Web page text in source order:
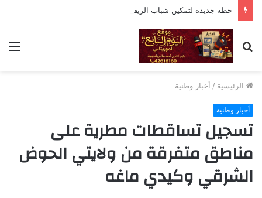
بحث
عن
الرئيسية / أخبار وطنية
أخبار وطنية
تسجيل تساقطات مطرية على
مناطق متفرقة من ولايتي الحوض
الشرقي وكيدي ماغه